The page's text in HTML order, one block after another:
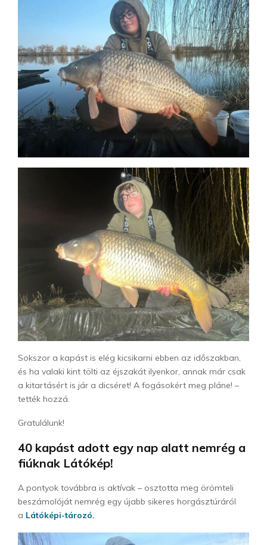
Sokszor a kapást is elég kicsikarni ebben az időszakban,
és ha valaki kint tölti az éjszakát ilyenkor, annak már csak
a kitartásért is jár a dicséret! A fogásokért meg pláne! –
tették hozzá.
Gratulálunk!
40 kapást adott egy nap alatt nemrég a
fiúknak Látókép!
A pontyok továbbra is aktívak – osztotta meg örömteli
beszámolóját nemrég egy újabb sikeres horgásztúráról
a Látóképi-tározó.